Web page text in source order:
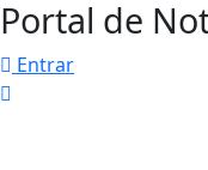
Portal de
Entrar